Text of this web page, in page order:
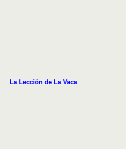
La Lección de La Vaca